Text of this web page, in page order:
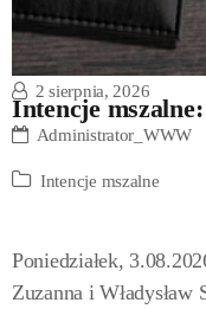
Intencje
2 sierpnia, 2026
Administrator_WWW
Intencje mszalne
Poniedziałek,
Zuzanna i Władysław